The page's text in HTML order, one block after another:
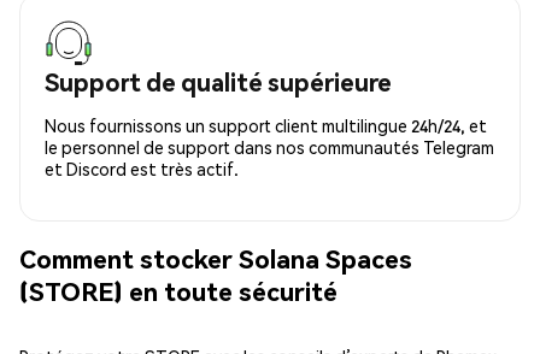
Support de qualité supérieure
Nous fournissons un support client multilingue 24h/24, et
le personnel de support dans nos communautés Telegram
et Discord est très actif.
Comment stocker Solana Spaces
(STORE) en toute sécurité